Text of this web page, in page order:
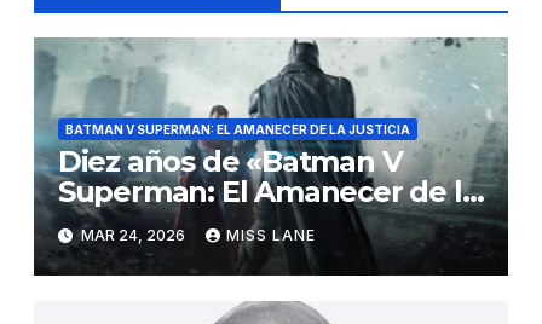
BATMAN V SUPERMAN: EL AMANECER DE LA JUSTICIA
Diez años de «Batman V
Superman: El Amanecer de la
Justicia»
MAR 24, 2026 MISS LANE